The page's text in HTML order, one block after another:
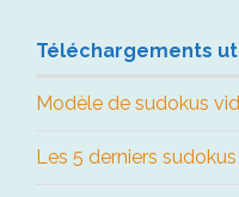
Téléchargements
Modèle de sudokus
Les 5 derniers